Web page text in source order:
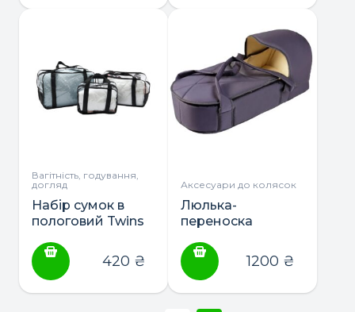
Вагітність, годування,
догляд
Набір сумок в
пологовий Twins
420 ₴
Аксесуари до колясок
Люлька-
переноска
1200 ₴